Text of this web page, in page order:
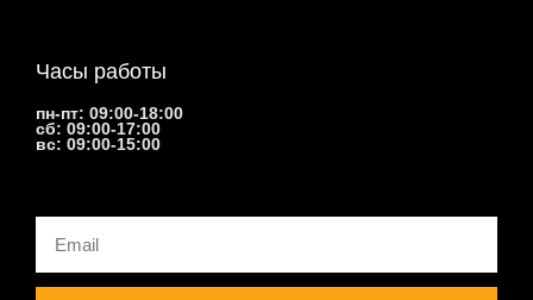
Часы работы
пн-пт: 09:00-18:00
сб: 09:00-17:00
вс: 09:00-15:00
Email